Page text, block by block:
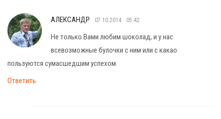
АЛЕКСАНДР 07.10.2014 05:42
Не только Вами любим шоколад, и у нас
всевозможные булочки с ним или с какао
пользуются сумасшедшим успехом.
Ответить